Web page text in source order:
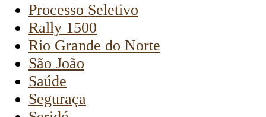
Processo Seletivo
Rally 1500
Rio Grande do Norte
São João
Saúde
Seguraça